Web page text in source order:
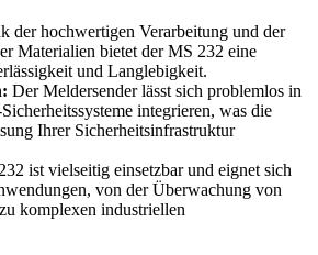
der hochwertigen Verarbeitung und der
Materialien bietet der MS 232 eine
und Langlebigkeit.
Der Meldersender lässt sich problemlos in
integrieren, was die
Ihrer Sicherheitsinfrastruktur
ist vielseitig einsetzbar und eignet sich
von der Überwachung von
komplexen industriellen